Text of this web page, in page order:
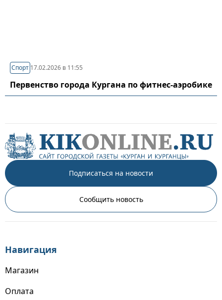
Спорт 17.02.2026 в 11:55
Первенство города Кургана по фитнес-аэробике
Подписаться на новости
Сообщить новость
Навигация
Магазин
Оплата